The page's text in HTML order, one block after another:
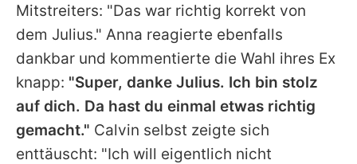
Mitstreiters: "Das war richtig korrekt von
dem Julius." Anna reagierte ebenfalls
dankbar und kommentierte die Wahl ihres Ex
knapp: "Super, danke Julius. Ich bin stolz
auf dich. Da hast du einmal etwas richtig
gemacht." Calvin selbst zeigte sich
enttäuscht: "Ich will eigentlich nicht